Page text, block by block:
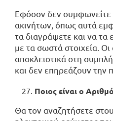
Εφόσον δεν συμφωνείτε
ακινήτων, όπως αυτά
τα διαγράψετε και να τα
με τα σωστά στοιχεία.
αποκλειστικά στη
και δεν επηρεάζουν την
Ποιος είναι ο
Θα τον αναζητήσετε